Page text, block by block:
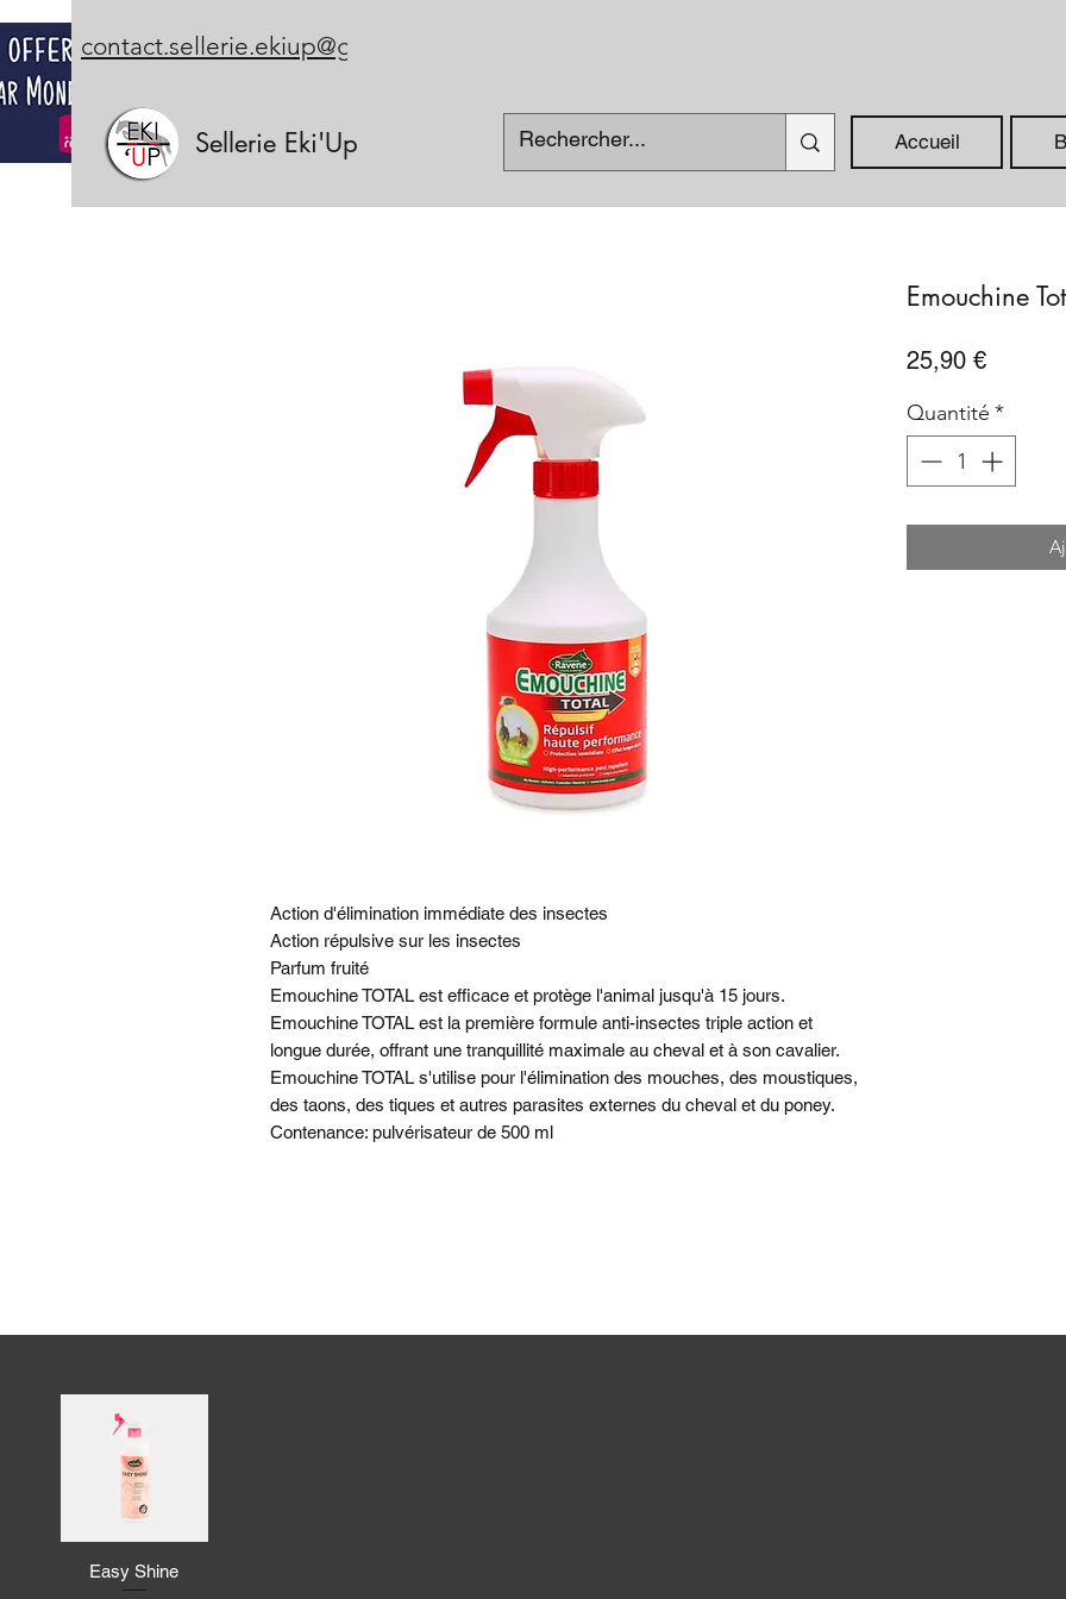
contact.sellerie.ekiup@gmail.com
Sellerie Eki'Up Accueil
Action d'élimination immédiate des insectes
Action répulsive sur les insectes
Parfum fruité
Emouchine TOTAL est efficace et protège l'animal jusqu'à 15 jours.
Emouchine TOTAL est la première formule anti-insectes triple action et
longue durée, offrant une tranquillité maximale au cheval et à son cavalier.
Emouchine TOTAL s'utilise pour l'élimination des mouches, des moustiques,
des taons, des tiques et autres parasites externes du cheval et du poney.
Contenance: pulvérisateur de 500 ml
Emouchine
25,90 €Prix
Quantité *
Aperçu rapide
Easy Shine